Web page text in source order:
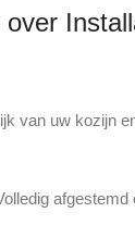
van uw kozijn
afgestemd